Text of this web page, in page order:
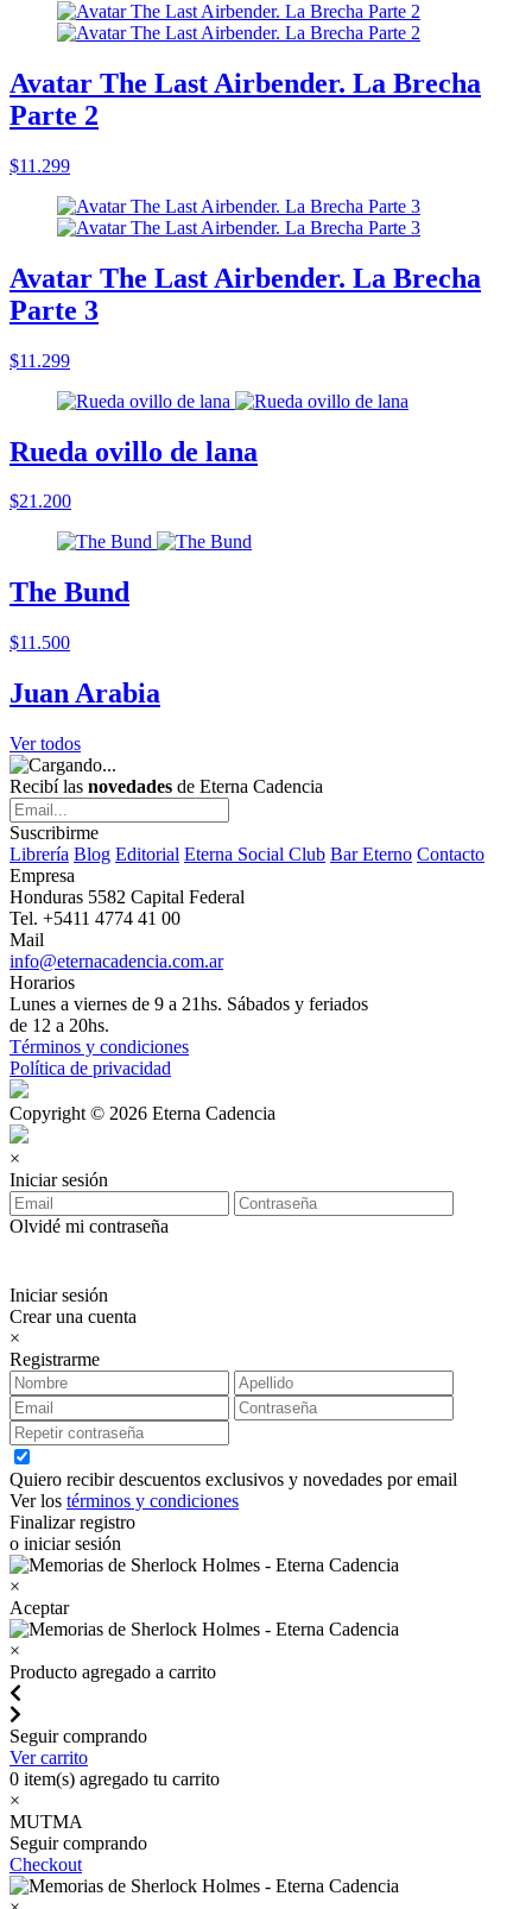
Avatar The Last Airbender. La Brecha
Parte 2
$11.299
Avatar The Last Airbender. La Brecha
Parte 3
$11.299
Rueda ovillo de lana
$21.200
The Bund
$11.500
Juan Arabia
Ver todos
Recibí las novedades de Eterna Cadencia
Suscribirme
Librería Blog Editorial Eterna Social Club Bar Eterno Contacto
Empresa
Honduras 5582 Capital Federal
Tel. +5411 4774 41 00
Mail
info@eternacadencia.com.ar
Horarios
Lunes a viernes de 9 a 21hs. Sábados y feriados
de 12 a 20hs.
Términos y condiciones
Política de privacidad
Copyright © 2026 Eterna Cadencia
×
Iniciar sesión
Olvidé mi contraseña
Iniciar sesión
Crear una cuenta
×
Registrarme
Quiero recibir descuentos exclusivos y novedades por email
Ver los términos y condiciones
Finalizar registro
o iniciar sesión
×
Aceptar
×
Producto agregado a carrito
Seguir comprando
Ver carrito
0 item(s) agregado tu carrito
×
MUTMA
Seguir comprando
Checkout